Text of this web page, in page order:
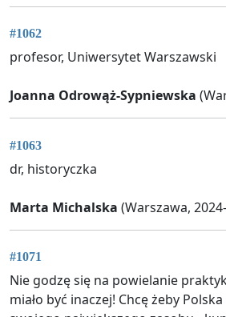
#1062
profesor, Uniwersytet Warszawski
Joanna Odrowąż-Sypniewska
#1063
dr, historyczka
Marta Michalska (Warszawa,
#1071
Nie godzę się na powielanie
miało być inaczej! Chcę żeby